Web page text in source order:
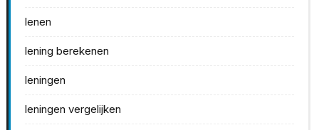
lenen
lening berekenen
leningen
leningen vergelijken